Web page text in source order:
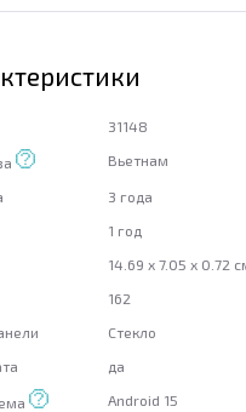
31148
Вьетнам
3 года
1 год
14.69 x 7.05 x 0.72
162
Стекло
да
Android 15